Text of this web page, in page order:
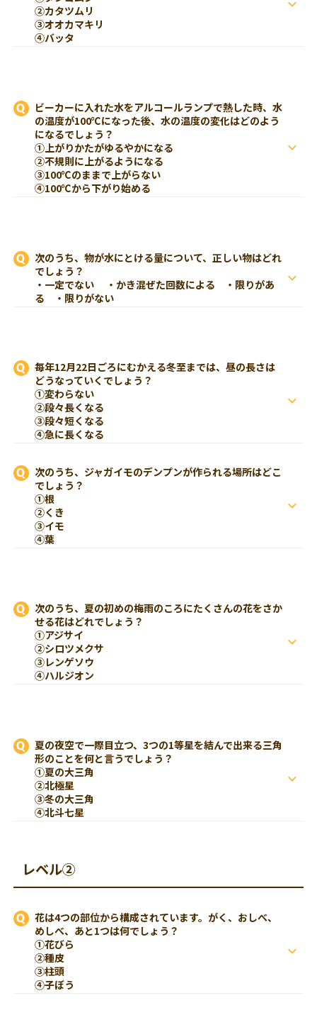
②カタツムリ
③オオカマキリ
④バッタ
ビーカーに入れた水をアルコールランプで熱した時、水
の温度が100℃になった後、水の温度の変化はどのよう
になるでしょう？
①上がりかたがゆるやかになる
②不規則に上がるようになる
③100℃のままで上がらない
④100℃から下がり始める
次のうち、物が水にとける量について、正しい物はどれ
でしょう？
・一定でない ・かき混ぜた回数による ・限りがあ
る ・限りがない
毎年12月22日ごろにむかえる冬至までは、昼の長さは
どうなっていくでしょう？
①変わらない
②段々長くなる
③段々短くなる
④急に長くなる
次のうち、ジャガイモのデンプンが作られる場所はどこ
でしょう？
①根
②くき
③イモ
④葉
次のうち、夏の初めの梅雨のころにたくさんの花をさか
せる花はどれでしょう？
①アジサイ
②シロツメクサ
③レンゲソウ
④ハルジオン
夏の夜空で一際目立つ、3つの1等星を結んで出来る三角
形のことを何と言うでしょう？
①夏の大三角
②北極星
③冬の大三角
④北斗七星
レベル②
花は4つの部位から構成されています。がく、おしべ、
めしべ、あと1つは何でしょう？
①花びら
②種皮
③柱頭
④子ぼう